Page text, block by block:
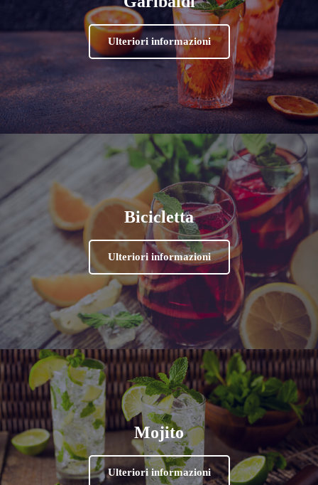
Ulteriori informazioni
Bicicletta
Ulteriori informazioni
Mojito
Ulteriori informazioni